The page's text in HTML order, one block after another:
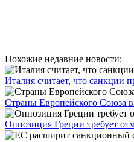
Похожие недавние новости:
Италия считает, что санкции
Страны Европейского Союза
Оппозиция Греции требует